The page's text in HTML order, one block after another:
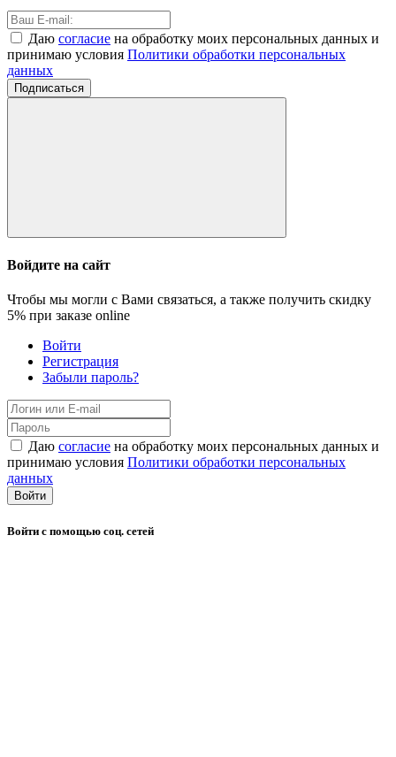
Даю согласие на обработку моих персональных данных и
принимаю условия Политики обработки персональных
данных
Подписаться
Войдите на сайт
Чтобы мы могли с Вами связаться, а также получить скидку
5% при заказе online
Войти
Регистрация
Забыли пароль?
Даю согласие на обработку моих персональных данных и
принимаю условия Политики обработки персональных
данных
Войти
Войти с помощью соц. сетей